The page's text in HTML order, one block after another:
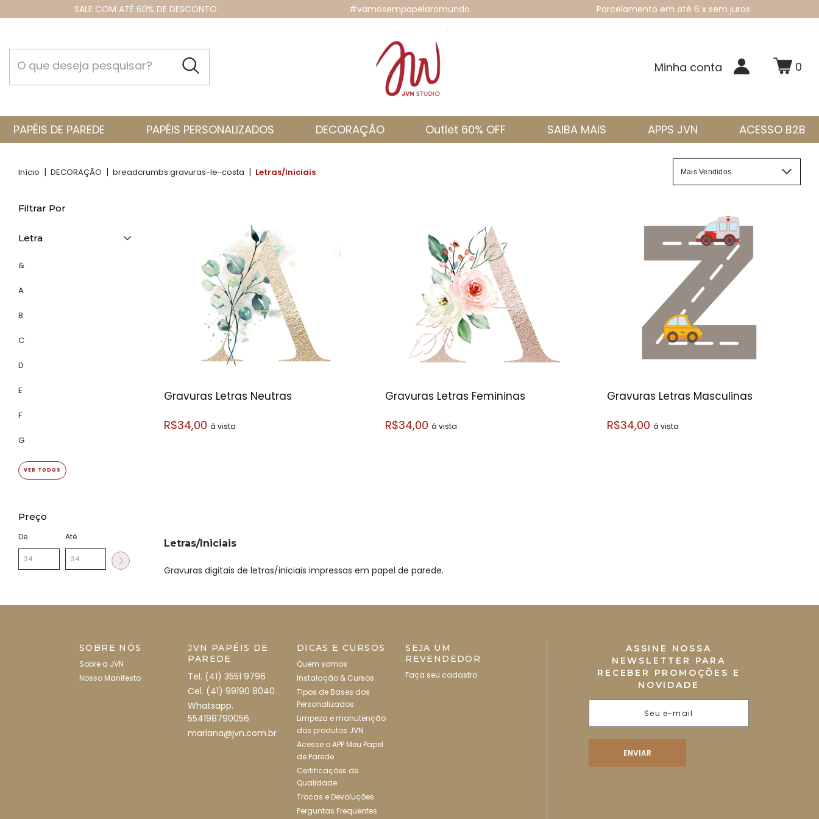
SALE COM ATÉ 60% DE DESCONTO #vamosempapelaromundo Parcelamento em até 6 x sem juros
Minha conta 0
PAPÉIS DE PAREDE PAPÉIS PERSONALIZADOS DECORAÇÃO Outlet 60% OFF SAIBA MAIS APPS JVN ACESSO B2B
Início | DECORAÇÃO | breadcrumbs.gravuras-le-costa | Letras/Iniciais
Filtrar Por
Letra
&
A
B
C
D
E
F
G
VER TODOS
Preço
De Até
Gravuras Letras Neutras
R$34,00 á vista
Gravuras Letras Femininas
R$34,00á vista
Gravuras Letras Masculinas
R$34,00 á vista
Letras/Iniciais
Gravuras digitais de letras/iniciais impressas em papel de parede.
SOBRE NÓS
Sobre a JVN
Nosso Manifesto
JVN PAPÉIS DE
PAREDE
Tel. (41) 3551 9796
Cel. (41) 99190 8040
Whatsapp.
554198790056
mariana@jvn.com.br
DICAS E CURSOS
Quem somos
Instalação & Cursos
Tipos de Bases dos
Personalizados
Limpeza e manutenção
dos produtos JVN
Acesse o APP Meu Papel
de Parede
Certificações de
Qualidade
Trocas e Devoluções
Perguntas Frequentes
SEJA UM
REVENDEDOR
Faça seu cadastro
ASSINE NOSSA
NEWSLETTER PARA
RECEBER PROMOÇÕES E
NOVIDADE